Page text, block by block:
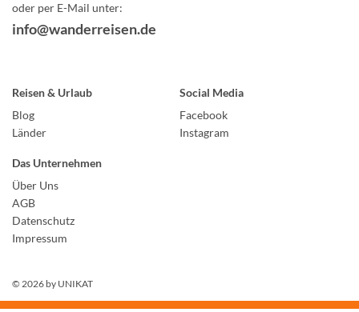
oder per E-Mail unter:
info@wanderreisen.de
Reisen & Urlaub
Blog
Länder
Social Media
Facebook
Instagram
Das Unternehmen
Über Uns
AGB
Datenschutz
Impressum
© 2026 by UNIKAT